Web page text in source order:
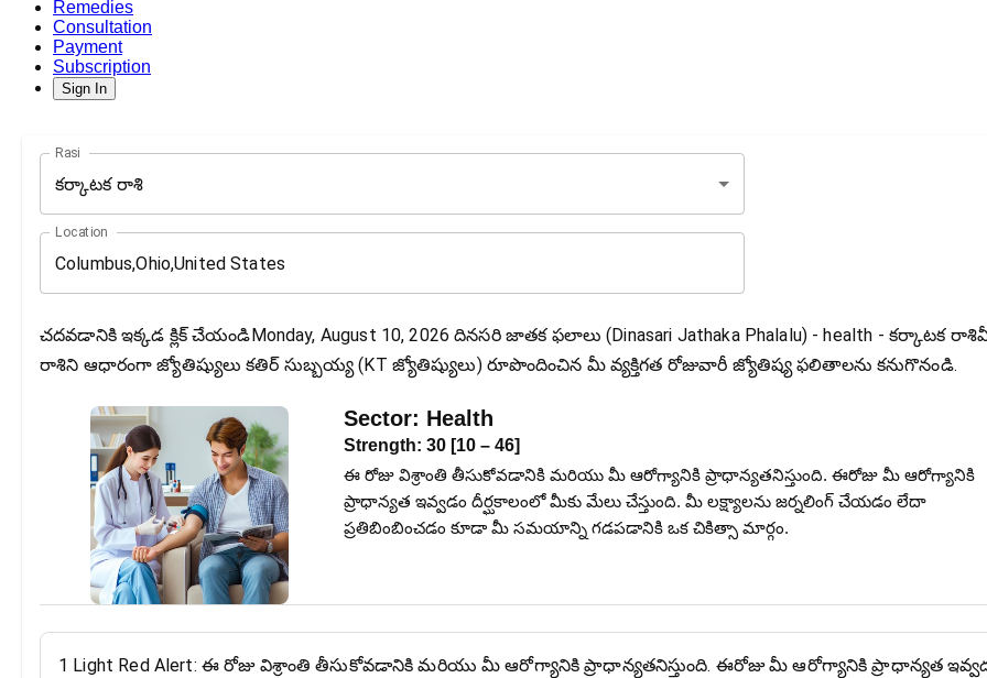
Remedies
Consultation
Payment
Subscription
Sign In
Rasi
కర్కాటక రాశి
Location
చదవడానికి ఇక్కడ క్లిక్ చేయండిMonday, August 10, 2026 దినసరి జాతక ఫలాలు (Dinasari Jathaka Phalalu) - health - కర్కాటక
రాశిని ఆధారంగా జ్యోతిష్యులు కతిర్ సుబ్బయ్య (KT జ్యోతిష్యులు) రూపొందించిన మీ వ్యక్తిగత రోజువారీ జ్యోతిష్య ఫలితాలను కనుగొనండి.
Sector: Health
Strength: 30 [10 – 46]
ఈ రోజు విశ్రాంతి తీసుకోవడానికి మరియు మీ ఆరోగ్యానికి ప్రాధాన్యతనిస్తుంది. ఈరోజు మీ ఆరోగ్యానికి
ప్రాధాన్యత ఇవ్వడం దీర్ఘకాలంలో మీకు మేలు చేస్తుంది. మీ లక్ష్యాలను జర్నలింగ్ చేయడం లేదా
ప్రతిబింబించడం కూడా మీ సమయాన్ని గడపడానికి ఒక చికిత్సా మార్గం.
1 Light Red Alert: ఈ రోజు విశ్రాంతి తీసుకోవడానికి మరియు మీ ఆరోగ్యానికి ప్రాధాన్యతనిస్తుంది. ఈరోజు మీ ఆరోగ్యానికి ప్రాధాన్యత